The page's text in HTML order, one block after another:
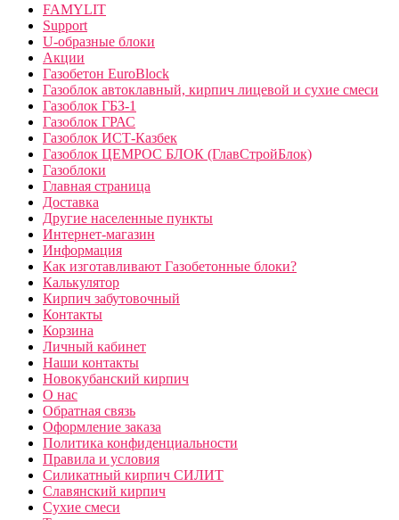
FAMYLIT
Support
U-образные блоки
Акции
Газобетон EuroBlock
Газоблок автоклавный, кирпич лицевой и сухие смеси
Газоблок ГБЗ-1
Газоблок ГРАС
Газоблок ИСТ-Казбек
Газоблок ЦЕМРОС БЛОК (ГлавСтройБлок)
Газоблоки
Главная страница
Доставка
Другие населенные пункты
Интернет-магазин
Информация
Как изготавливают Газобетонные блоки?
Калькулятор
Кирпич забутовочный
Контакты
Корзина
Личный кабинет
Наши контакты
Новокубанский кирпич
О нас
Обратная связь
Оформление заказа
Политика конфиденциальности
Правила и условия
Силикатный кирпич СИЛИТ
Славянский кирпич
Сухие смеси